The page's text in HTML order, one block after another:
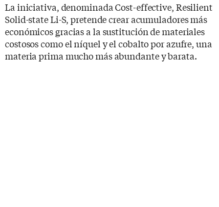
La iniciativa, denominada Cost-effective, Resilient
Solid-state Li-S, pretende crear acumuladores más
económicos gracias a la sustitución de materiales
costosos como el níquel y el cobalto por azufre, una
materia prima mucho más abundante y barata.